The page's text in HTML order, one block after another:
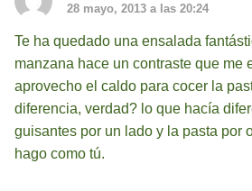
28 mayo, 2013 a las 20:24
Te ha quedado una ensalada
manzana hace un contraste que me
aprovecho el caldo para cocer la
diferencia, verdad? lo que hacía
guisantes por un lado y la pasta por
hago como tú.